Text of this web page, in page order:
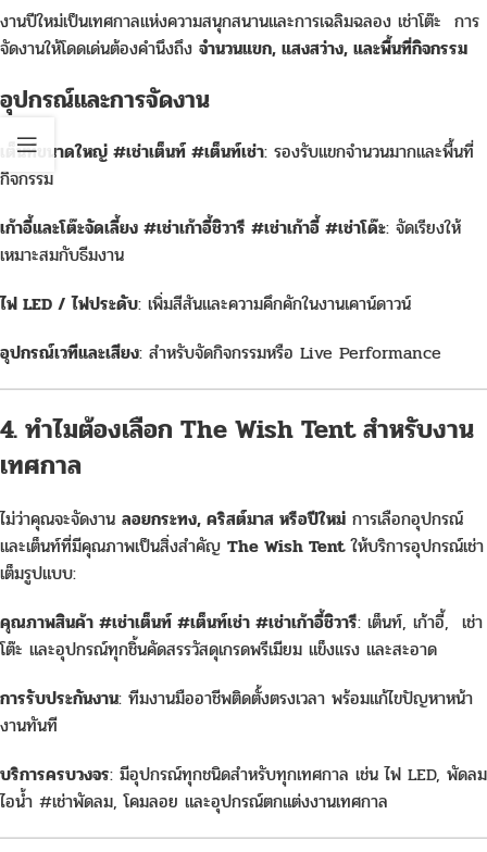
งานปีใหม่เป็นเทศกาลแห่งความสนุกสนานและการเฉลิมฉลอง เช่าโต๊ะ การ
จัดงานให้โดดเด่นต้องคำนึงถึง จำนวนแขก, แสงสว่าง, และพื้นที่กิจกรรม
อุปกรณ์และการจัดงาน
เต็นท์ขนาดใหญ่ #เช่าเต็นท์ #เต็นท์เช่า: รองรับแขกจำนวนมากและพื้นที่
กิจกรรม
เก้าอี้และโต๊ะจัดเลี้ยง #เช่าเก้าอี้ชิวารี #เช่าเก้าอี้ #เช่าโด๊ะ: จัดเรียงให้
เหมาะสมกับธีมงาน
ไฟ LED / ไฟประดับ: เพิ่มสีสันและความคึกคักในงานเคาน์ดาวน์
อุปกรณ์เวทีและเสียง: สำหรับจัดกิจกรรมหรือ Live Performance
4. ทำไมต้องเลือก The Wish Tent สำหรับงาน
เทศกาล
ไม่ว่าคุณจะจัดงาน ลอยกระทง, คริสต์มาส หรือปีใหม่ การเลือกอุปกรณ์
และเต็นท์ที่มีคุณภาพเป็นสิ่งสำคัญ The Wish Tentให้บริการอุปกรณ์เช่า
เต็มรูปแบบ:
คุณภาพสินค้า #เช่าเต็นท์ #เต็นท์เช่า #เช่าเก้าอี้ชิวารี: เต็นท์, เก้าอี้, เช่า
โต๊ะ และอุปกรณ์ทุกชิ้นคัดสรรวัสดุเกรดพรีเมียม แข็งแรง และสะอาด
การรับประกันงาน: ทีมงานมืออาชีพติดตั้งตรงเวลา พร้อมแก้ไขปัญหาหน้า
งานทันที
บริการครบวงจร: มีอุปกรณ์ทุกชนิดสำหรับทุกเทศกาล เช่น ไฟ LED, พัดลม
ไอน้ำ #เช่าพัดลม, โคมลอย และอุปกรณ์ตกแต่งงานเทศกาล